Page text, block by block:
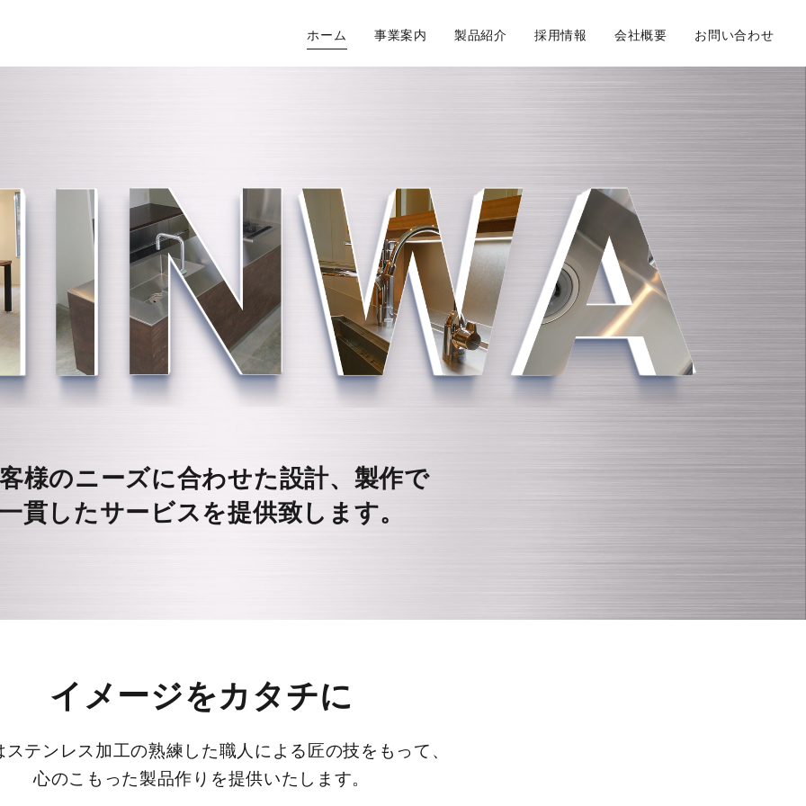
ホーム 事業案内 製品紹介 採用情報 会社概要 お問い合わせ
様のニーズに合わせた設計、製作で
貫したサービスを提供致します。
イメージをカタチに
ステンレス加工の熟練した職人による匠の技をもって、
心のこもった製品作りを提供いたします。